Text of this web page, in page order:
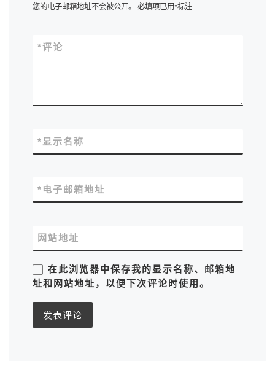
您的电子邮箱地址不会被公开。 必填项已用*标注
评论
*
显示名称
*
电子邮箱地址
*
网站地址
在此浏览器中保存我的显示名称、邮箱地
址和网站地址，以便下次评论时使用。